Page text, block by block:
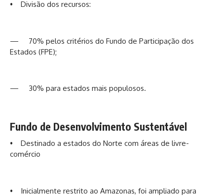
• Divisão dos recursos:
— 70% pelos critérios do Fundo de Participação dos
Estados (FPE);
— 30% para estados mais populosos.
Fundo de Desenvolvimento Sustentável
• Destinado a estados do Norte com áreas de livre-
comércio
• Inicialmente restrito ao Amazonas, foi ampliado para